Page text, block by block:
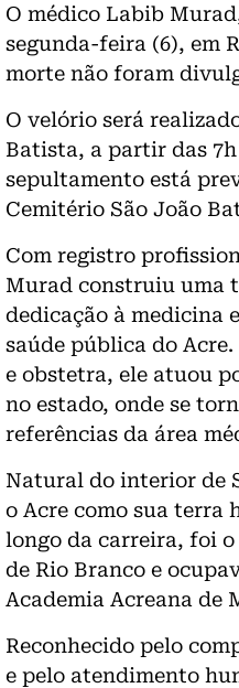
O médico Labib
segunda-feira (6), em
morte não foram
O velório será
Batista, a partir das
sepultamento está
Cemitério São João
Com registro
Murad construiu uma
dedicação à medicina
saúde pública do
e obstetra, ele atuou
no estado, onde se
referências da área
Natural do interior de
o Acre como sua terra
longo da carreira, foi
de Rio Branco e
Academia Acreana de
Reconhecido pelo
e pelo atendimento